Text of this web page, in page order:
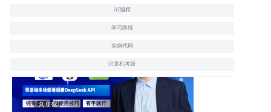
AI编程
学习路线
实例代码
计算机考级
HTML
CSS
938